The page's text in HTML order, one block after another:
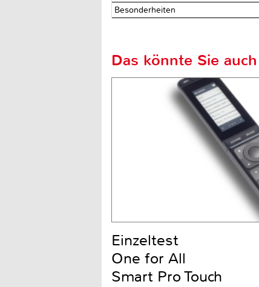
Besonderheiten
Das könnte Sie
Einzeltest
One for All
Smart Pro Touch